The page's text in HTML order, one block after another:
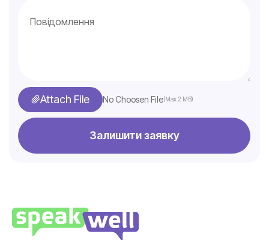
Attach File No Choosen File(Max 2 MB)
Залишити заявку